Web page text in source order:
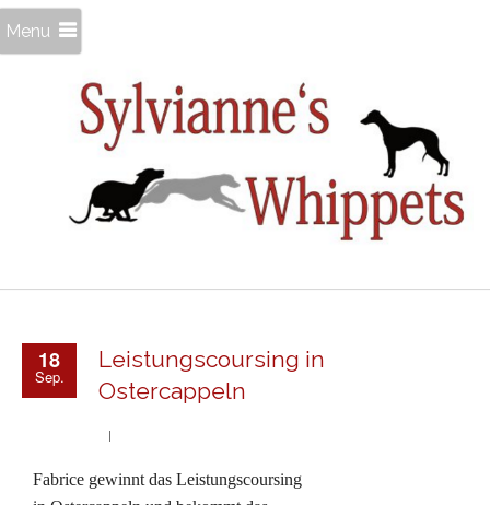
Menu
18
Sep.
Leistungscoursing in
Ostercappeln
Fabrice gewinnt das Leistungscoursing